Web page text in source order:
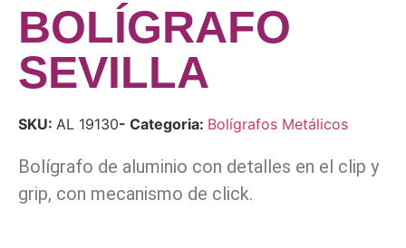
BOLÍGRAFO
SEVILLA
SKU: AL 19130- Categoria: Bolígrafos Metálicos
Bolígrafo de aluminio con detalles en el clip y
grip, con mecanismo de click.